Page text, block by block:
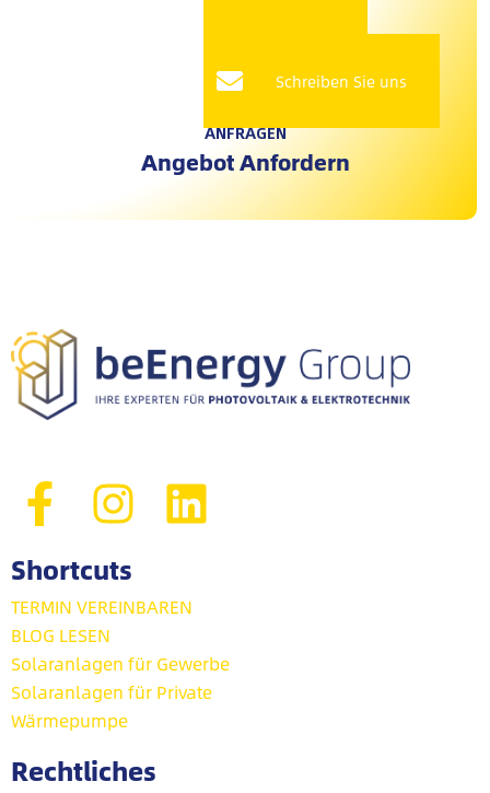
ANFRAGEN
Angebot Anfordern
Shortcuts
TERMIN VEREINBAREN
BLOG LESEN
Solaranlagen für Gewerbe
Solaranlagen für Private
Wärmepumpe
Rechtliches
Schreiben Sie uns